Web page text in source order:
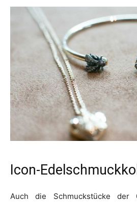
Icon-
Auch die Schmuckstücke der